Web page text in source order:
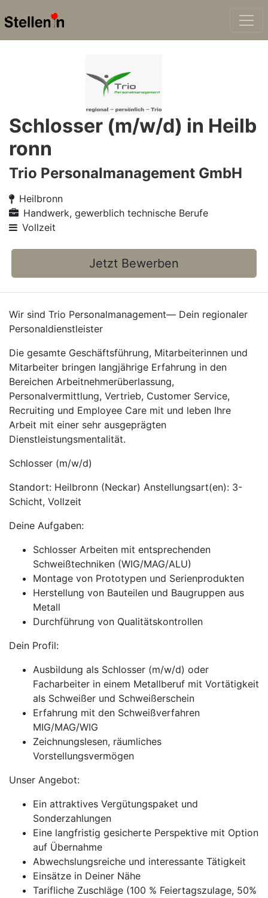
Schlosser (m/w/d) in Heilb
ronn
Trio Personalmanagement GmbH
Heilbronn
Handwerk, gewerblich technische Berufe
Vollzeit
Jetzt Bewerben
Wir sind Trio Personalmanagement— Dein regionaler
Personaldienstleister
Die gesamte Geschäftsführung, Mitarbeiterinnen und
Mitarbeiter bringen langjährige Erfahrung in den
Bereichen Arbeitnehmerüberlassung,
Personalvermittlung, Vertrieb, Customer Service,
Recruiting und Employee Care mit und leben Ihre
Arbeit mit einer sehr ausgeprägten
Dienstleistungsmentalität.
Schlosser (m/w/d)
Standort: Heilbronn (Neckar) Anstellungsart(en): 3-
Schicht, Vollzeit
Deine Aufgaben:
Schlosser Arbeiten mit entsprechenden
Schweißtechniken (WIG/MAG/ALU)
Montage von Prototypen und Serienprodukten
Herstellung von Bauteilen und Baugruppen aus
Metall
Durchführung von Qualitätskontrollen
Dein Profil:
Ausbildung als Schlosser (m/w/d) oder
Facharbeiter in einem Metallberuf mit Vortätigkeit
als Schweißer und Schweißerschein
Erfahrung mit den Schweißverfahren
MIG/MAG/WIG
Zeichnungslesen, räumliches
Vorstellungsvermögen
Unser Angebot:
Ein attraktives Vergütungspaket und
Sonderzahlungen
Eine langfristig gesicherte Perspektive mit Option
auf Übernahme
Abwechslungsreiche und interessante Tätigkeit
Einsätze in Deiner Nähe
Tarifliche Zuschläge (100 % Feiertagszulage, 50%